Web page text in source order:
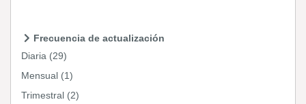
Frecuencia de actualización
Diaria (29)
Mensual (1)
Trimestral (2)